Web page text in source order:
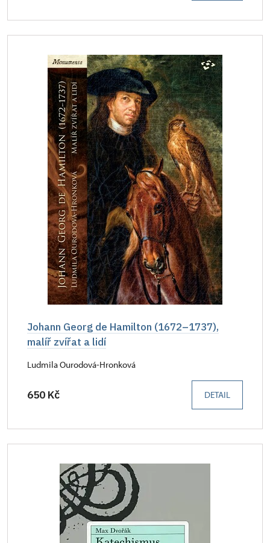
Johann Georg de Hamilton (1672–1737),
malíř zvířat a lidí
Ludmila Ourodová-Hronková
650 Kč DETAIL